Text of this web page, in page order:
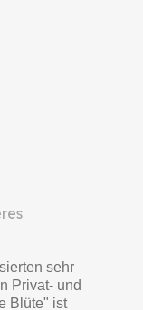
sehr
Privat- und
Blüte" ist